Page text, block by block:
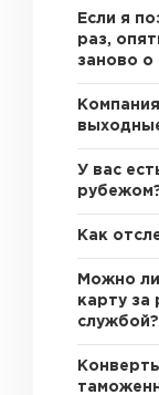
Если я
раз,
заново о
У вас
Как
Можно
карту за
службой?